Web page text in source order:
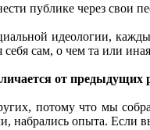
публике через свои
идеологии,
сам, о чем та или
от
потому что мы
набрались опыта.